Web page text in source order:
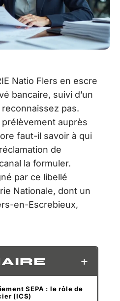
Natio Flers en escre
bancaire, suivi d’un
pas.
auprès
faut-il savoir à qui
de
la formuler.
par ce libellé
Nationale, dont un
en-Escrebieux,
SEPA : le rôle de
(ICS)